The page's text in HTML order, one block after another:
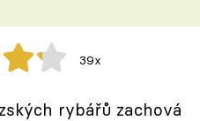
39x
rybářů zachová